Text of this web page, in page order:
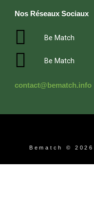
Nos Réseaux Sociaux
Be Match
Be Match
contact@bematch.info
Bematch ©